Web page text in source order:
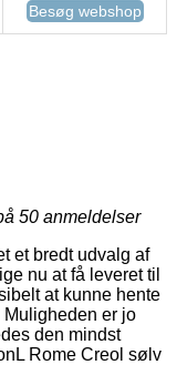
Besøg webshop
50 anmeldelser
et bredt udvalg af
nu at få leveret til
at kunne hente
er jo
den mindst
Rome Creol sølv